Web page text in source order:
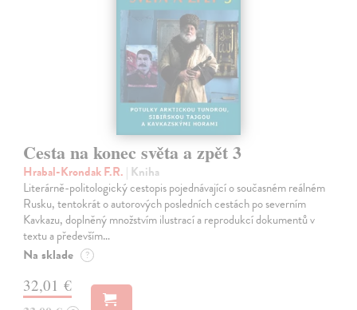
Cesta na konec světa a zpět 3
Hrabal-Krondak F.R. | Kniha
Literárně-politologický cestopis pojednávající o současném reálném
Rusku, tentokrát o autorových posledních cestách po severním
Kavkazu, doplněný množstvím ilustrací a reprodukcí dokumentů v
textu a především…
Na sklade ?
32,01 €